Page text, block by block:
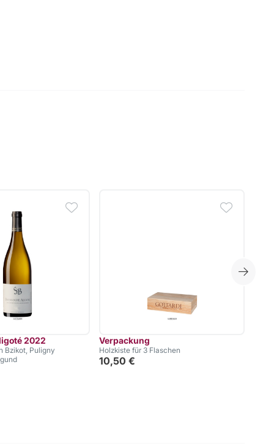
2022
Bzikot, Puligny
Verpackung
Holzkiste für 3 Flaschen
10,50 €